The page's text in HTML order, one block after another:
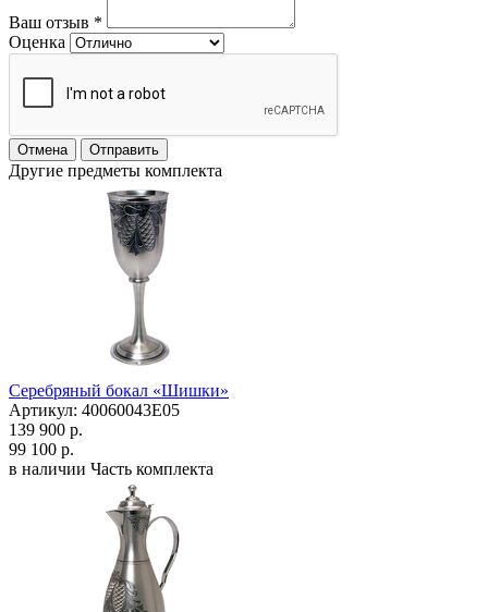
Ваш отзыв *
Оценка
Отмена Отправить
Другие предметы комплекта
Серебряный бокал «Шишки»
Артикул: 40060043Е05
139 900 р.
99 100 р.
в наличии Часть комплекта